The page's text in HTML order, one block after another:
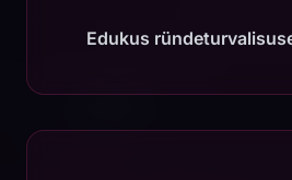
Edukus